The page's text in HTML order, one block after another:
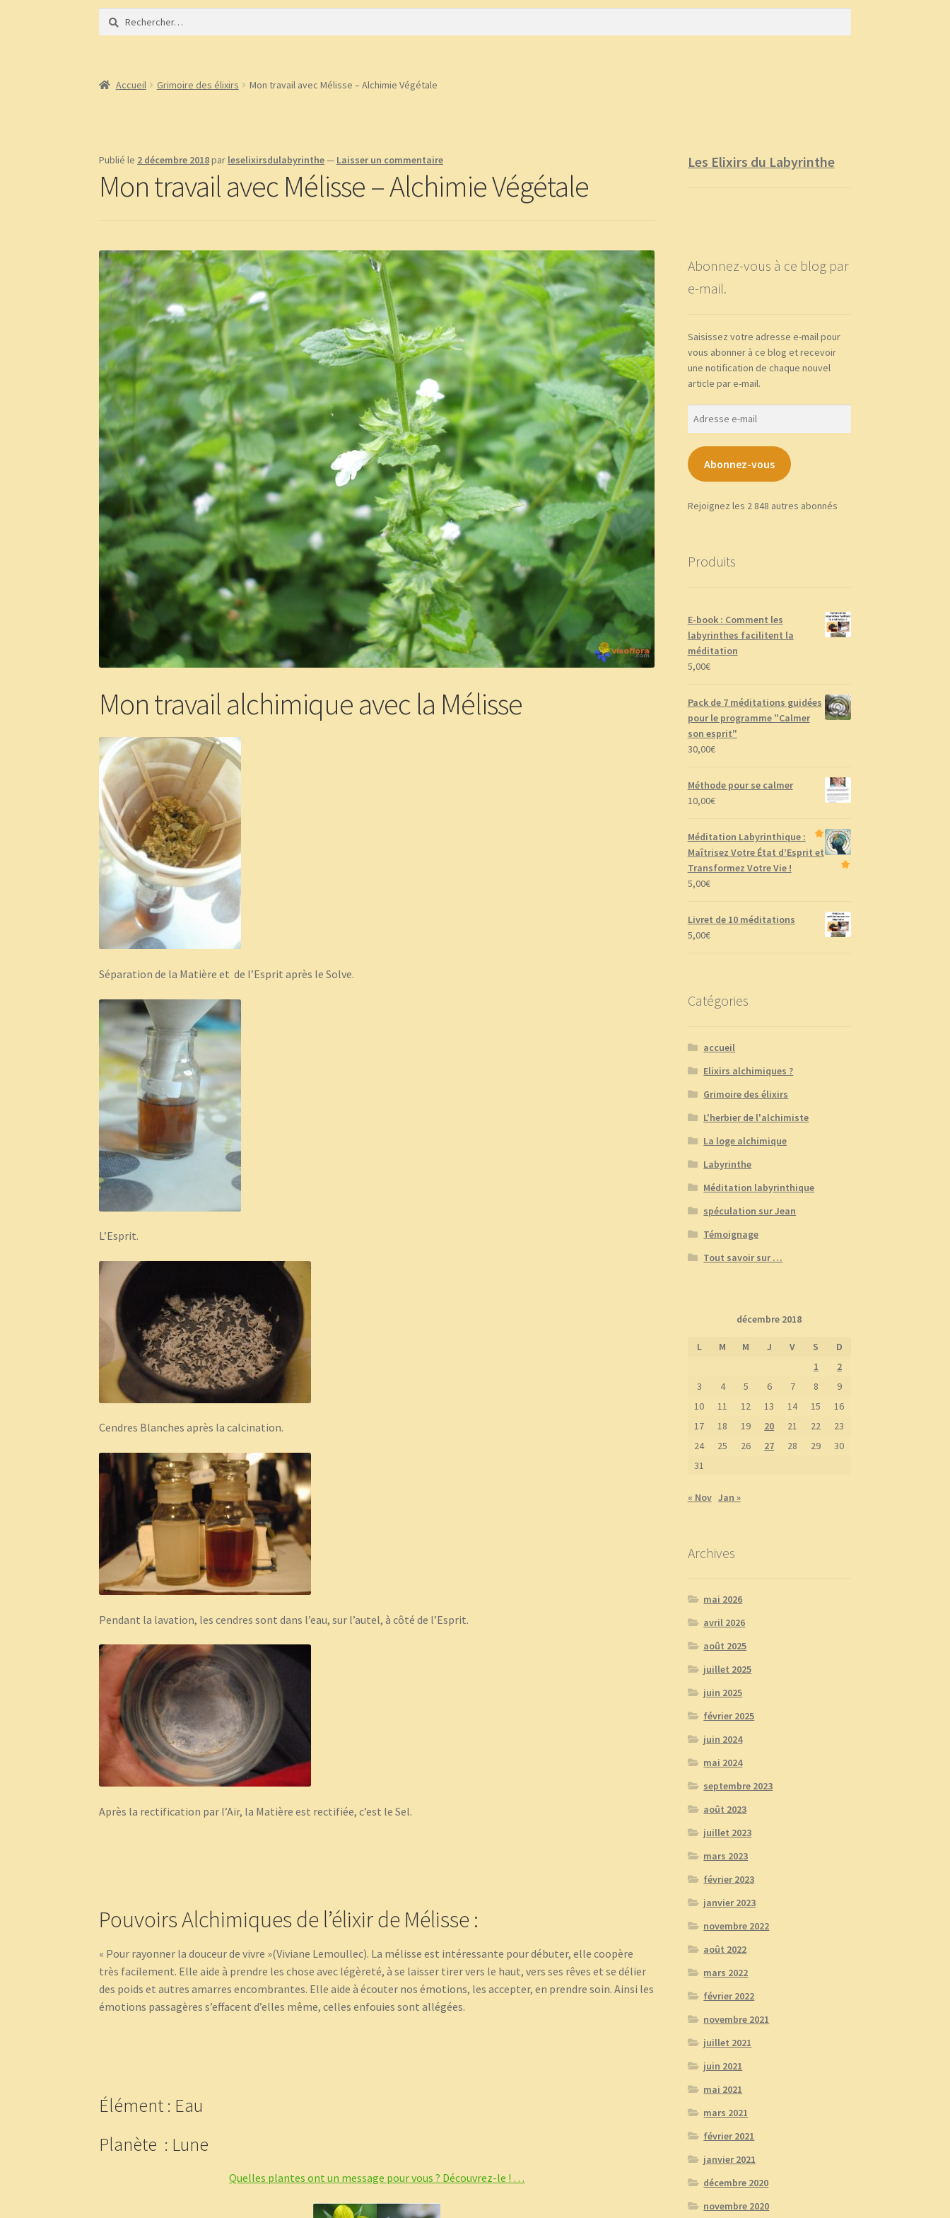
Accueil À propos
page test diaporamaPanierTémoignages
Rechercher :
Accueil Grimoire des élixirs Mon travail avec Mélisse – Alchimie Végétale
Publié le 2 décembre 2018par leselixirsdulabyrinthe— Laisser un commentaire
Mon travail avec Mélisse – Alchimie Végétale
Mon travail alchimique avec la Mélisse
Séparation de la Matière et de l’Esprit après le Solve.
L’Esprit.
Cendres Blanches après la calcination.
Pendant la lavation, les cendres sont dans l’eau, sur l’autel, à côté de l’Esprit.
Après la rectification par l’Air, la Matière est rectifiée, c’est le Sel.
Pouvoirs Alchimiques de l’élixir de Mélisse :
« Pour rayonner la douceur de vivre »(Viviane Lemoullec). La mélisse est intéressante pour débuter, elle coopère
très facilement. Elle aide à prendre les chose avec légèreté, à se laisser tirer vers le haut, vers ses rêves et se délier
des poids et autres amarres encombrantes. Elle aide à écouter nos émotions, les accepter, en prendre soin. Ainsi les
émotions passagères s’effacent d’elles même, celles enfouies sont allégées.
Élément : Eau
Planète : Lune
Quelles plantes ont un message pour vous ? Découvrez-le ! …
Les Elixirs du Labyrinthe
Abonnez-vous à ce blog par
e-mail.
Saisissez votre adresse e-mail pour
vous abonner à ce blog et recevoir
une notification de chaque nouvel
article par e-mail.
Abonnez-vous
Rejoignez les 2 848 autres abonnés
Produits
E-book : Comment les
labyrinthes facilitent la
méditation
5,00€
Pack de 7 méditations guidées
pour le programme "Calmer
son esprit"
30,00€
Méthode pour se calmer
10,00€
Méditation Labyrinthique :
Maîtrisez Votre État d’Esprit et
Transformez Votre Vie !
5,00€
Livret de 10 méditations
5,00€
Catégories
accueil
Elixirs alchimiques ?
Grimoire des élixirs
L'herbier de l'alchimiste
La loge alchimique
Labyrinthe
Méditation labyrinthique
spéculation sur Jean
Témoignage
Tout savoir sur …
décembre 2018
L M M J V S
D
1
2
3
4 5 6 7 8
9
10
11 12 13 14 15
16
17
18 19 20 21 22
23
24
25 26 27 28 29
30
31
« Nov Jan »
Archives
mai 2026
avril 2026
août 2025
juillet 2025
juin 2025
février 2025
juin 2024
mai 2024
septembre 2023
août 2023
juillet 2023
mars 2023
février 2023
janvier 2023
novembre 2022
août 2022
mars 2022
février 2022
novembre 2021
juillet 2021
juin 2021
mai 2021
mars 2021
février 2021
janvier 2021
décembre 2020
novembre 2020